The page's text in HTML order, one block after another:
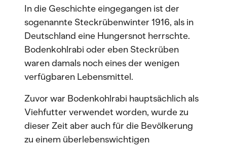
In die Geschichte eingegangen ist der
sogenannte Steckrübenwinter 1916, als in
Deutschland eine Hungersnot herrschte.
Bodenkohlrabi oder eben Steckrüben
waren damals noch eines der wenigen
verfügbaren Lebensmittel.
Zuvor war Bodenkohlrabi hauptsächlich als
Viehfutter verwendet worden, wurde zu
dieser Zeit aber auch für die Bevölkerung
zu einem überlebenswichtigen